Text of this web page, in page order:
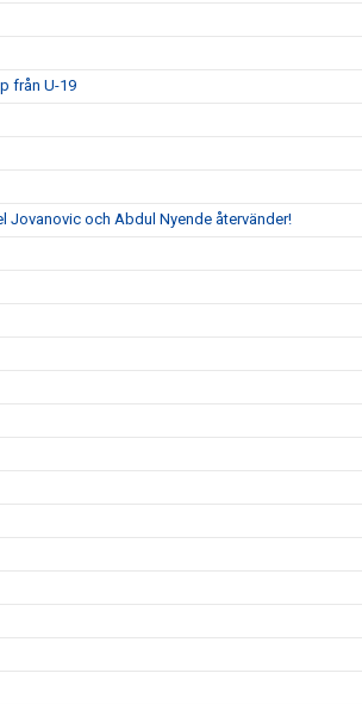
från U-19
Jovanovic och Abdul Nyende återvänder!